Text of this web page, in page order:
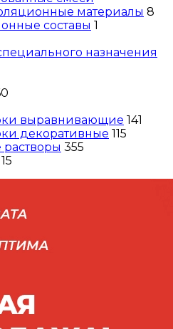
материалы 8
составы 1
назначения
выравнивающие 141
декоративные 115
355
15